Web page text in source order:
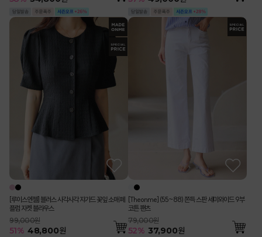
[루이스엔젤] 블러스 사각사각 쟈가드 꽃잎 소매 페
플럼 자켓 블라우스
99,000원
51% 48,800원
[Theonme] (55~88) 쫀득 스판 세미와이드 9부
코튼 팬츠
79,000원
52% 37,900원